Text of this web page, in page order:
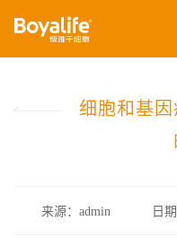
首页 什么是干细胞
细胞和基因疗法商业化和应用
细胞和基
来源：admin 日